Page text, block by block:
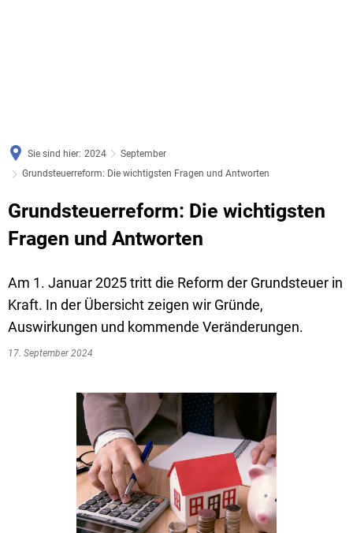
Sie sind hier: 2024
September
Grundsteuerreform: Die wichtigsten Fragen und Antworten
Grundsteuerreform: Die wichtigsten
Fragen und Antworten
Am 1. Januar 2025 tritt die Reform der Grundsteuer in
Kraft. In der Übersicht zeigen wir Gründe,
Auswirkungen und kommende Veränderungen.
17. September 2024